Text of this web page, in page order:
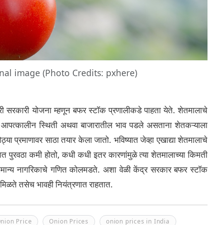
image (Photo Credits: pxhere)
सरकारी योजना म्हणून बफर स्टॉक प्रणालीकडे पाहता येते. शेतमालाचे
स्थिती अथवा बाजारातील भाव पडले असताना शेतकऱ्याला
साठा तयार केला जातो. भविष्यात जेव्हा एखाद्या शेतमालाचे
पुरवठा कमी होतो, कधी कधी इतर कारणांमुळे त्या शेतमालाच्या किमती
नागरिकाचे गणित कोलमडते. अशा वेळी केंद्र सरकार बफर स्टॉक
तसेच भावही नियंत्रणात राहतात.
Price Onion Prices onion prices in India